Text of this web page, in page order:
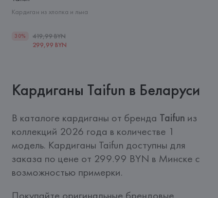
Кардиган из хлопка и льна
30%
419,99 BYN
299,99 BYN
Кардиганы Taifun в Беларуси
В каталоге кардиганы от бренда Taifun из
коллекций 2026 года в количестве 1
модель. Кардиганы Taifun доступны для
заказа по цене от 299.99 BYN в Минске с
возможностью примерки.